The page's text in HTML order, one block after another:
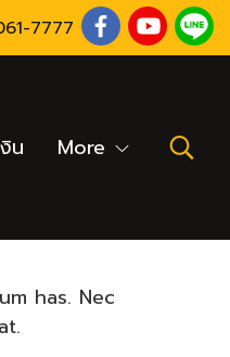
7777
น More
has. Nec